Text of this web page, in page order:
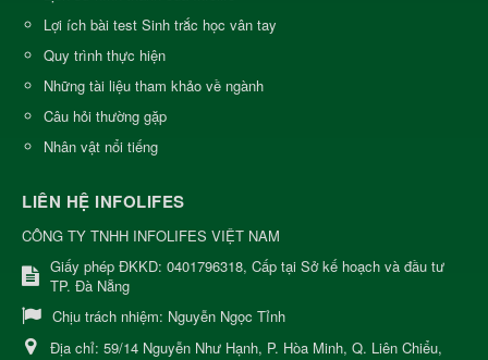
Lợi ích bài test Sinh trắc học vân tay
Quy trình thực hiện
Những tài liệu tham khảo về ngành
Câu hỏi thường gặp
Nhân vật nổi tiếng
LIÊN HỆ INFOLIFES
CÔNG TY TNHH INFOLIFES VIỆT NAM
Giấy phép ĐKKD: 0401796318, Cấp tại Sở kế hoạch và đầu tư
TP. Đà Nẵng
Chịu trách nhiệm: Nguyễn Ngọc Tỉnh
Địa chỉ: 59/14 Nguyễn Như Hạnh, P. Hòa Minh, Q. Liên Chiểu,